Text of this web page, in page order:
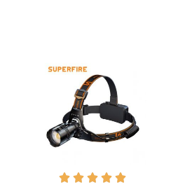
    